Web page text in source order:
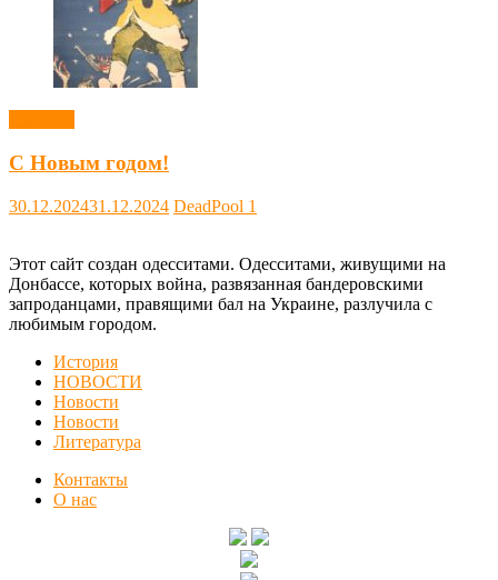
С Новым годом!
30.12.202431.12.2024 DeadPool 1
Этот сайт создан одесситами. Одесситами, живущими на
Донбассе, которых война, развязанная бандеровскими
запроданцами, правящими бал на Украине, разлучила с
любимым городом.
История
НОВОСТИ
Новости
Новости
Литература
Контакты
О нас